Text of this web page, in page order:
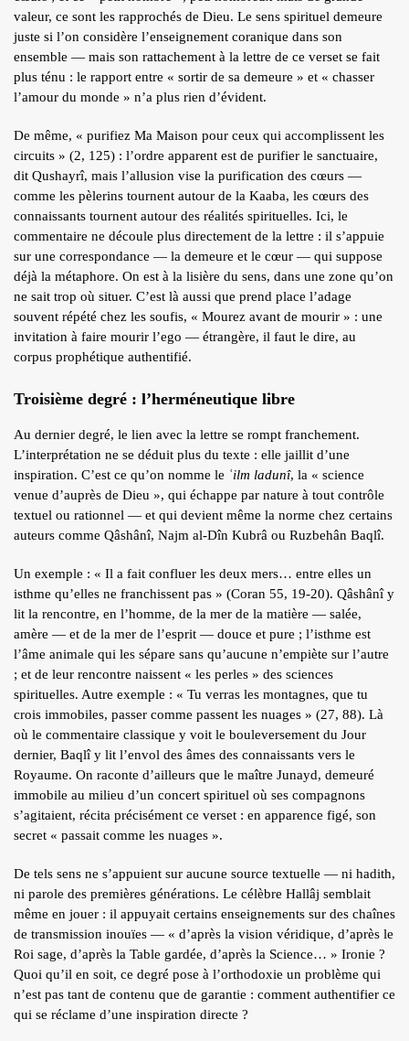
valeur, ce sont les rapprochés de Dieu. Le sens spirituel demeure
juste si l’on considère l’enseignement coranique dans son
ensemble — mais son rattachement à la lettre de ce verset se fait
plus ténu : le rapport entre « sortir de sa demeure » et « chasser
l’amour du monde » n’a plus rien d’évident.
De même, « purifiez Ma Maison pour ceux qui accomplissent les
circuits » (2, 125) : l’ordre apparent est de purifier le sanctuaire,
dit Qushayrî, mais l’allusion vise la purification des cœurs —
comme les pèlerins tournent autour de la Kaaba, les cœurs des
connaissants tournent autour des réalités spirituelles. Ici, le
commentaire ne découle plus directement de la lettre : il s’appuie
sur une correspondance — la demeure et le cœur — qui suppose
déjà la métaphore. On est à la lisière du sens, dans une zone qu’on
ne sait trop où situer. C’est là aussi que prend place l’adage
souvent répété chez les soufis, « Mourez avant de mourir » : une
invitation à faire mourir l’ego — étrangère, il faut le dire, au
corpus prophétique authentifié.
Troisième degré : l’herméneutique libre
Au dernier degré, le lien avec la lettre se rompt franchement.
L’interprétation ne se déduit plus du texte : elle jaillit d’une
inspiration. C’est ce qu’on nomme le ʿilm ladunî, la « science
venue d’auprès de Dieu », qui échappe par nature à tout contrôle
textuel ou rationnel — et qui devient même la norme chez certains
auteurs comme Qâshânî, Najm al-Dîn Kubrâ ou Ruzbehân Baqlî.
Un exemple : « Il a fait confluer les deux mers… entre elles un
isthme qu’elles ne franchissent pas » (Coran 55, 19-20). Qâshânî y
lit la rencontre, en l’homme, de la mer de la matière — salée,
amère — et de la mer de l’esprit — douce et pure ; l’isthme est
l’âme animale qui les sépare sans qu’aucune n’empiète sur l’autre
; et de leur rencontre naissent « les perles » des sciences
spirituelles. Autre exemple : « Tu verras les montagnes, que tu
crois immobiles, passer comme passent les nuages » (27, 88). Là
où le commentaire classique y voit le bouleversement du Jour
dernier, Baqlî y lit l’envol des âmes des connaissants vers le
Royaume. On raconte d’ailleurs que le maître Junayd, demeuré
immobile au milieu d’un concert spirituel où ses compagnons
s’agitaient, récita précisément ce verset : en apparence figé, son
secret « passait comme les nuages ».
De tels sens ne s’appuient sur aucune source textuelle — ni hadith,
ni parole des premières générations. Le célèbre Hallâj semblait
même en jouer : il appuyait certains enseignements sur des chaînes
de transmission inouïes — « d’après la vision véridique, d’après le
Roi sage, d’après la Table gardée, d’après la Science… » Ironie ?
Quoi qu’il en soit, ce degré pose à l’orthodoxie un problème qui
n’est pas tant de contenu que de garantie : comment authentifier ce
qui se réclame d’une inspiration directe ?